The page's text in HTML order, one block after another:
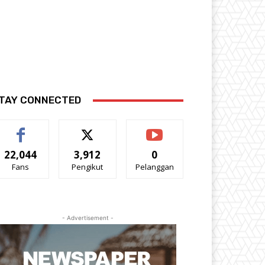
CONNECTED
22,044
Fans
3,912
Pengikut
0
Pelanggan
- Advertisement -